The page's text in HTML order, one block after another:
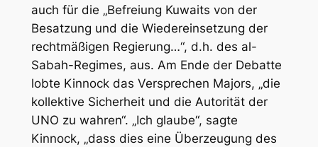
auch für die „Befreiung Kuwaits von der
Besatzung und die Wiedereinsetzung der
rechtmäßigen Regierung…“, d.h. des al-
Sabah-Regimes, aus. Am Ende der Debatte
lobte Kinnock das Versprechen Majors, „die
kollektive Sicherheit und die Autorität der
UNO zu wahren“. „Ich glaube“, sagte
Kinnock, „dass dies eine Überzeugung des